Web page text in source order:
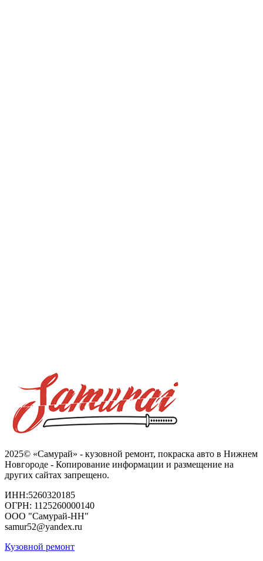
2025© «Самурай» - кузовной ремонт, покраска авто в Нижнем
Новгороде - Копирование информации и размещение на
других сайтах запрещено.
ИНН:5260320185
ОГРН: 1125260000140
ООО "Самурай-НН"
samur52@yandex.ru
Кузовной ремонт